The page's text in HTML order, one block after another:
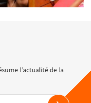
l'actualité de la